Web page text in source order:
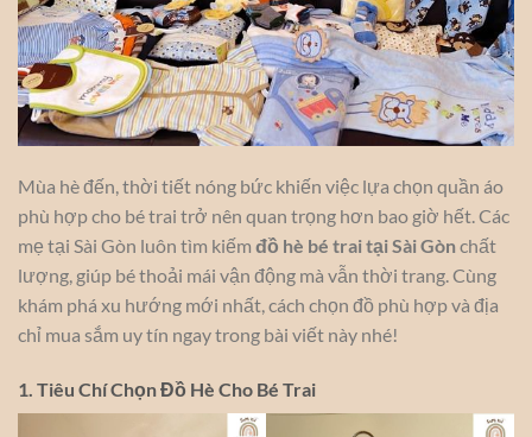
Mùa hè đến, thời tiết nóng bức khiến việc lựa chọn quần áo
phù hợp cho bé trai trở nên quan trọng hơn bao giờ hết. Các
mẹ tại Sài Gòn luôn tìm kiếm đồ hè bé trai tại Sài Gònchất
lượng, giúp bé thoải mái vận động mà vẫn thời trang. Cùng
khám phá xu hướng mới nhất, cách chọn đồ phù hợp và địa
chỉ mua sắm uy tín ngay trong bài viết này nhé!
1. Tiêu Chí Chọn Đồ Hè Cho Bé Trai